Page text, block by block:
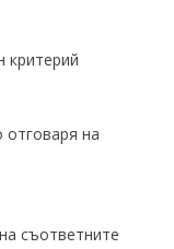
критерий
отговаря на
съответните